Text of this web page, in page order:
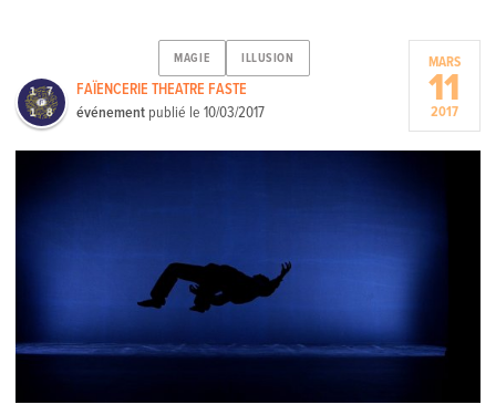
MAGIE ILLUSION
FAÏENCERIE THEATRE FASTE
événement publié le10/03/2017
MARS
11
2017